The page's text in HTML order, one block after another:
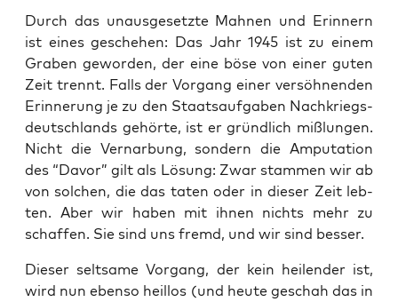
Durch das unaus­ge­setz­te Mah­nen und Erin­nern
ist eines gesche­hen: Das Jahr 1945 ist zu einem
Gra­ben gewor­den, der eine böse von einer guten
Zeit trennt. Falls der Vor­gang einer ver­söh­nen­den
Erin­ne­rung je zu den Staats­auf­ga­ben Nach­kriegs­
deutsch­lands gehör­te, ist er gründ­lich miß­lun­gen.
Nicht die Ver­nar­bung, son­dern die Ampu­ta­ti­on
des “Davor” gilt als Lösung: Zwar stam­men wir ab
von sol­chen, die das taten oder in die­ser Zeit leb­
ten. Aber wir haben mit ihnen nichts mehr zu
schaf­fen. Sie sind uns fremd, und wir sind besser.
Die­ser selt­sa­me Vor­gang, der kein hei­len­der ist,
wird nun eben­so heil­los (und heu­te geschah das in